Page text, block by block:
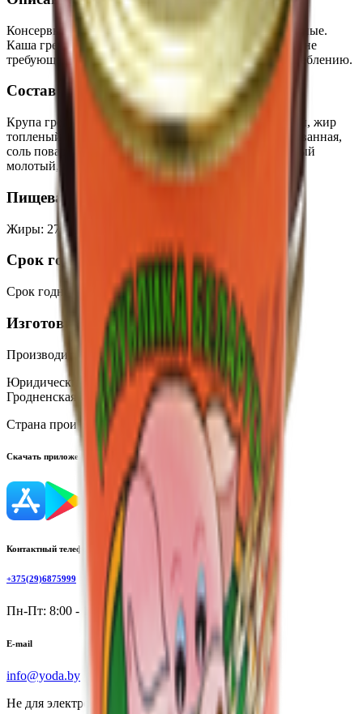
Консервы мясорастительные рубленые стерилизованные.
Каша гречневая с кусочками натуральной говядины, не
требующая варки. Продукт полностью готов к употреблению.
Состав
Крупа гречневая, говядина, вода, жир-сырец говяжий, жир
топленый говяжий, лук, морковь сушеная гидратированная,
соль поваренная пищевая йодированная, перец черный
молотый, перец душистый молотый.
Пищевая ценность на 100г
Жиры: 27Белки
Срок годности
Срок годности 2 года
Изготовитель
Производитель:
ОАО «Слонимский мясокомбинат»
Юридический адрес:231800, Республика Беларусь,
Гродненская обл., г. Слоним, ул. Чкалова, 35
Страна производства:
Республика Беларусь
Скачать приложение
Контактный телефон
+375(29)6875999
Пн-Пт: 8:00 - 17:00
E-mail
info@yoda.by
Не для электронных обращений